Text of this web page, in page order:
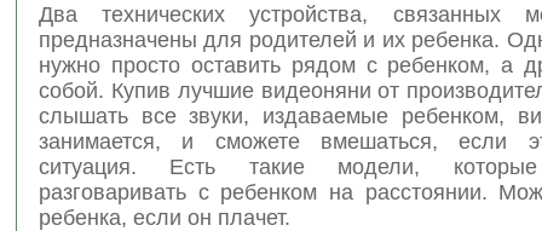
Два технических устройства, связанных
предназначены для родителей и их ребенка.
нужно просто оставить рядом с ребенком, а
собой. Купив лучшие видеоняни от
слышать все звуки, издаваемые ребенком,
занимается, и сможете вмешаться, если
ситуация. Есть такие модели,
разговаривать с ребенком на расстоянии.
ребенка, если он плачет.